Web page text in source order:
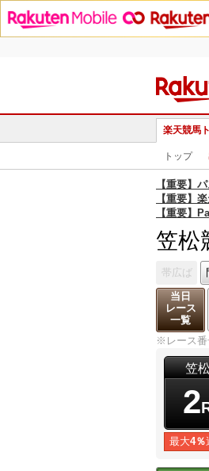
楽天競馬
トップ
【重要】
【重要】
【重要】
笠松
帯広ば
当日
レース
一覧
※レース番
笠
2
最大4％